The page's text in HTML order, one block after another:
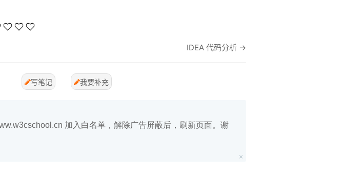
IDEA 代码分析 →
写笔记 我要补充
加入白名单，解除广告屏蔽后，刷新页面。谢